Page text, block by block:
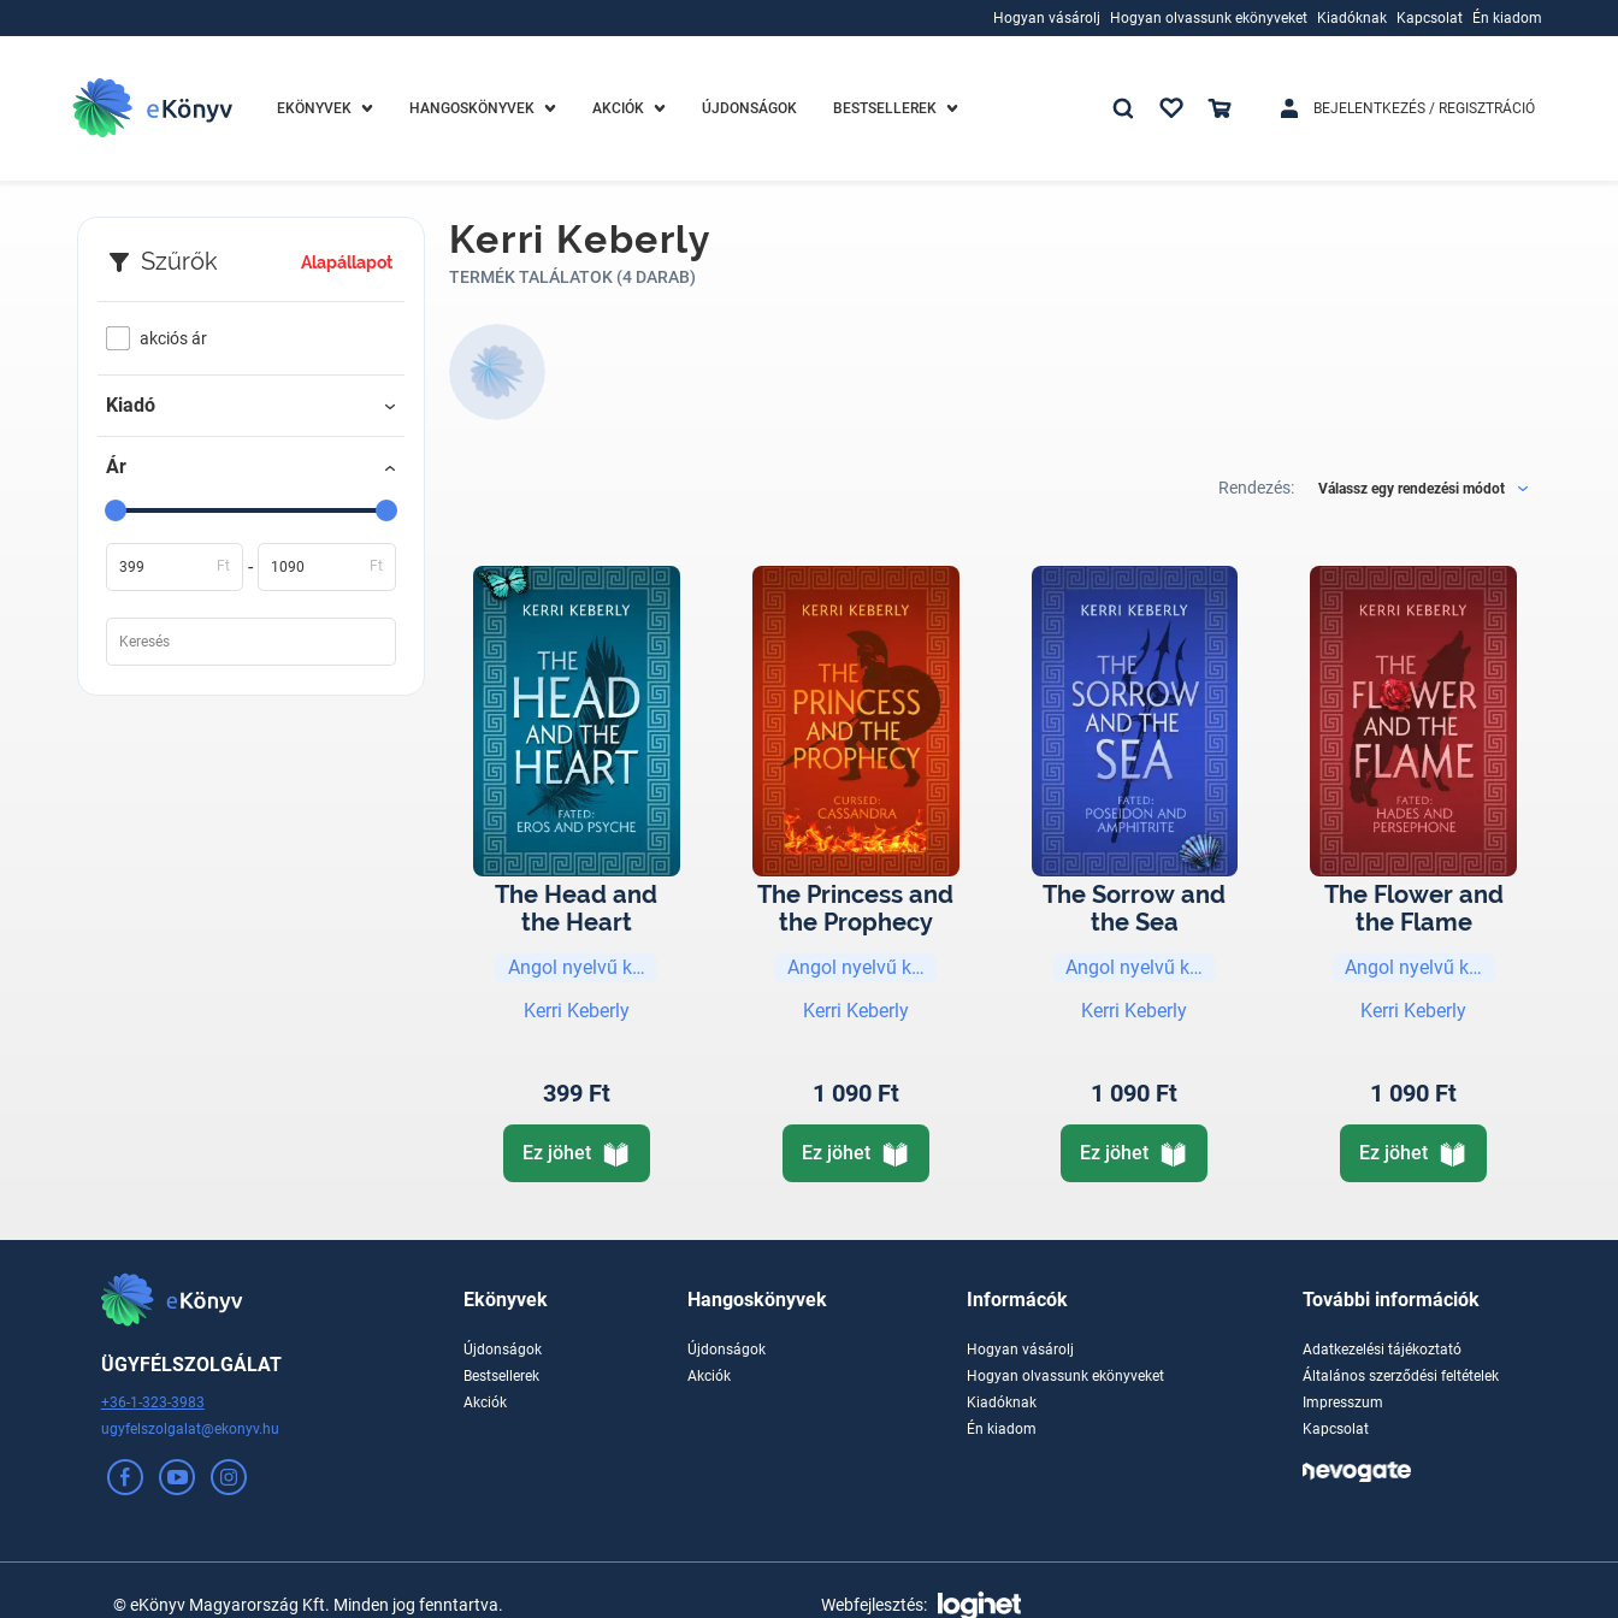
Hogyan vásárolj
Hogyan olvassunk ekönyveket
Kiadóknak
Kapcsolat Én kiadom
EKÖNYVEK HANGOSKÖNYVEK AKCIÓK ÚJDONSÁGOK BESTSELLEREK BEJELENTKEZÉS / REGISZTRÁCIÓ
Szűrők Alapállapot
akciós ár
Kiadó
Ár
Ft - Ft
Kerri Keberly
TERMÉK TALÁLATOK (4 DARAB)
Rendezés: Válassz egy rendezési módot
The Head and
the Heart
Angol nyelvű könyvek
Kerri Keberly
399 Ft
Ez jöhet
The Princess and
the Prophecy
Angol nyelvű könyvek
Kerri Keberly
1 090 Ft
Ez jöhet
The Sorrow and
the Sea
Angol nyelvű könyvek
Kerri Keberly
1 090 Ft
Ez jöhet
The Flower and
the Flame
Angol nyelvű könyvek
Kerri Keberly
1 090 Ft
Ez jöhet
ÜGYFÉLSZOLGÁLAT
+36-1-323-3983
ugyfelszolgalat@ekonyv.hu
Ekönyvek
Újdonságok
Bestsellerek
Akciók
Hangoskönyvek
Újdonságok
Akciók
Informácók
Hogyan vásárolj
Hogyan olvassunk ekönyveket
Kiadóknak
Én kiadom
További információk
Adatkezelési tájékoztató
Általános szerződési feltételek
Impresszum
Kapcsolat
© eKönyv Magyarország Kft. Minden jog fenntartva. Webfejlesztés: